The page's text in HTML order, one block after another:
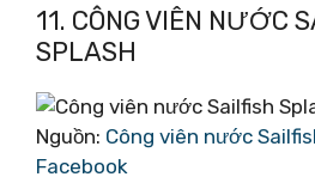
11. CÔNG VIÊN NƯỚC
SPLASH
Nguồn: Công viên nước
Facebook